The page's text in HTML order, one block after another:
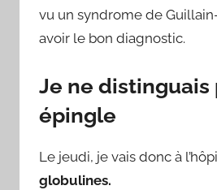
vu un syndrome de
avoir le bon diagnostic.
Je ne distinguais
épingle
Le jeudi, je vais donc à
globulines.